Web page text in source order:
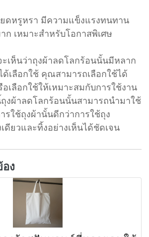
ยดหรูหรา มีความแข็งแรงทนทาน
ก เหมาะสำหรับโอกาสพิเศษ
เห็นว่าถุงผ้าลดโลกร้อนนั้นมีหลาก
เลือกใช้ คุณสามารถเลือกใช้ได้
เลือกใช้ให้เหมาะสมกับการใช้งาน
งผ้าลดโลกร้อนนั้นสามารถนำมาใช้
รใช้ถุงผ้านั้นดีกว่าการใช้ถุง
ดียวและทิ้งอย่างเห็นได้ชัดเจน
ง